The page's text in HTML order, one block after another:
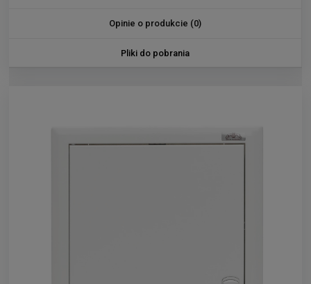
Opinie o produkcie (0)
Pliki do pobrania